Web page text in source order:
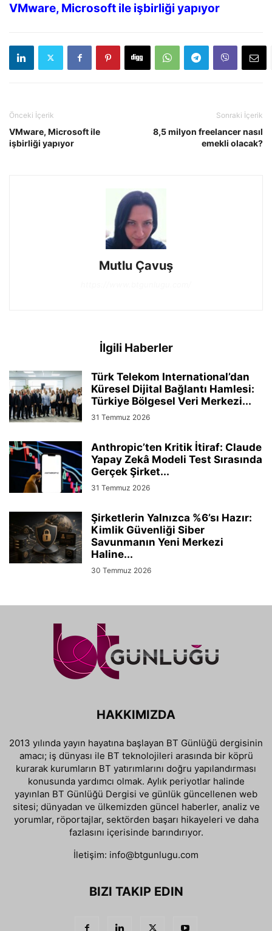
VMware, Microsoft ile işbirliği yapıyor
Önceki İçerik
VMware, Microsoft ile
işbirliği yapıyor
Sonraki İçerik
8,5 milyon freelancer nasıl
emekli olacak?
Mutlu Çavuş
İlgili Haberler
Türk Telekom International’dan
Küresel Dijital Bağlantı Hamlesi:
Türkiye Bölgesel Veri Merkezi...
31 Temmuz 2026
Anthropic’ten Kritik İtiraf: Claude
Yapay Zekâ Modeli Test Sırasında
Gerçek Şirket...
31 Temmuz 2026
Şirketlerin Yalnızca %6’sı Hazır:
Kimlik Güvenliği Siber
Savunmanın Yeni Merkezi
Haline...
30 Temmuz 2026
HAKKIMIZDA
2013 yılında yayın hayatına başlayan BT Günlüğü dergisinin
amacı; iş dünyası ile BT teknolojileri arasında bir köprü
kurarak kurumların BT yatırımlarını doğru yapılandırması
konusunda yardımcı olmak. Aylık periyotlar halinde
yayınlan BT Günlüğü Dergisi ve günlük güncellenen web
sitesi; dünyadan ve ülkemizden güncel haberler, analiz ve
yorumlar, röportajlar, sektörden başarı hikayeleri ve daha
fazlasını içerisinde barındırıyor.
İletişim: info@btgunlugu.com
BIZI TAKIP EDIN